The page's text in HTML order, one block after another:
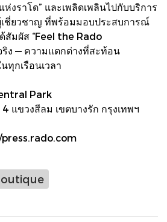
งราโด” และเพลิดเพลินไปกับบริการ
ชี่ยวชาญ ที่พร้อมมอบประสบการณ์
สัมผัส “Feel the Rado
ง — ความแตกต่างที่สะท้อน
ทุกเรือนเวลา
Park
แขวงสีลม เขตบางรัก กรุงเทพฯ